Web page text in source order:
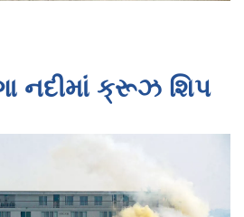
નદીમાં ક્રૂઝ શિપ